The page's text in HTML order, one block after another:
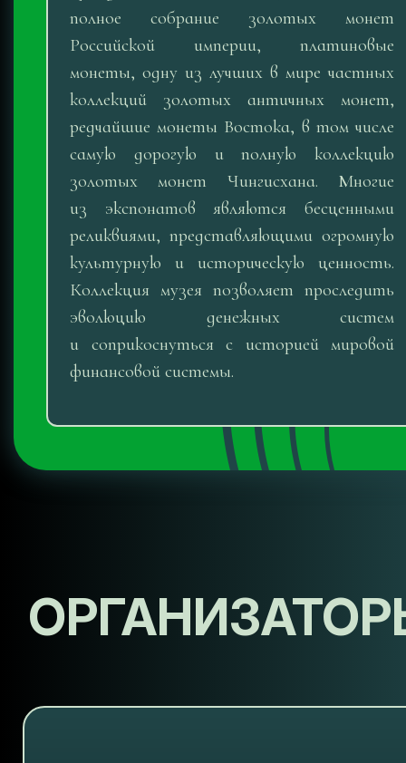
полное собрание золотых монет
Российской империи, платиновые
монеты, одну из лучших в мире частных
коллекций золотых античных монет,
редчайшие монеты Востока, в том числе
самую дорогую и полную коллекцию
золотых монет Чингисхана. Многие
из экспонатов являются бесценными
реликвиями, представляющими огромную
культурную и историческую ценность.
Коллекция музея позволяет проследить
эволюцию денежных систем
и соприкоснуться с историей мировой
финансовой системы.